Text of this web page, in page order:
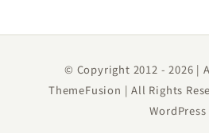
© Copyright 2012 -2026 |
ThemeFusion | All Rights
WordPress